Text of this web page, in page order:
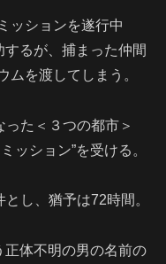
ッションを遂行中
するが、捕まった仲間
ムを渡してしまう。
た＜３つの都市＞
ッション”を受ける。
し、猶予は72時間。
正体不明の男の名前の